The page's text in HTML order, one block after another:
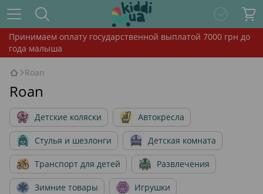
Принимаем оплату государственной выплатой 7000 грн до
года малыша
Roan
Roan
Детские коляски Автокресла
Стулья и шезлонги Детская комната
Транспорт для детей Развлечения
Зимние товары Игрушки